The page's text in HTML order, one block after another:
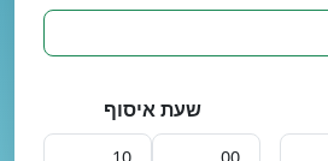
שעת איסוף